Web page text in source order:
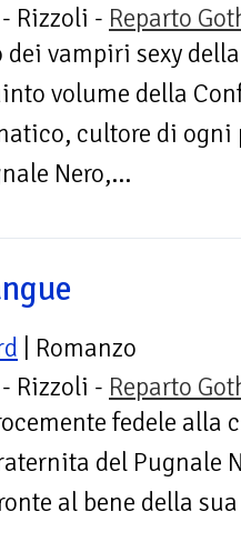
- Rizzoli - Reparto
dei vampiri sexy della
volume della
cultore di ogni
Nero,...
| Romanzo
- Rizzoli - Reparto
fedele alla
del Pugnale
al bene della